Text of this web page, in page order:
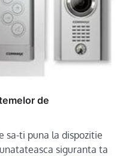
de
sa-ti puna la dispozitie
siguranta ta